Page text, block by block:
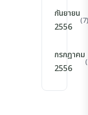
กันยายน
2556
(7)
กรกฎาคม
2556